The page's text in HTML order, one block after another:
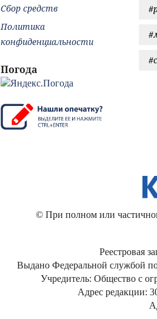
Сбор средств
Политика
конфиденциальности
Погода
© При полном или частичном
Реестровая
Выдано Федеральной службой
Учредитель: Общество с
Адрес редакции: